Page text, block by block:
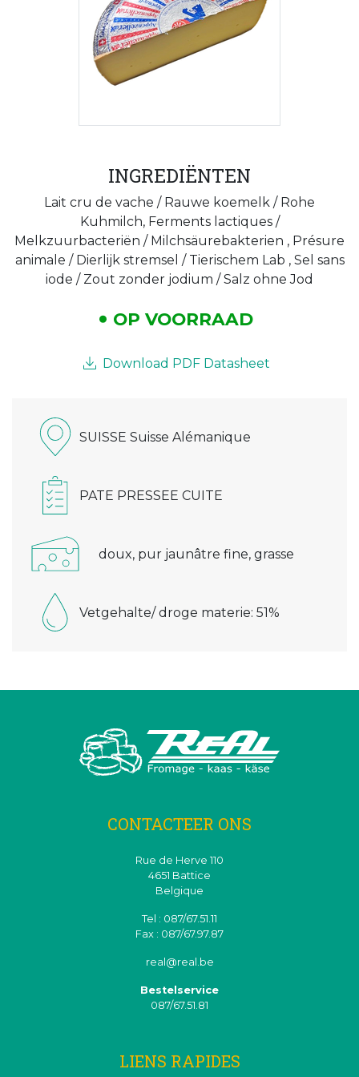
INGREDIËNTEN
Lait cru de vache / Rauwe koemelk / Rohe
Kuhmilch, Ferments lactiques /
Melkzuurbacteriën / Milchsäurebakterien , Présure
animale / Dierlijk stremsel / Tierischem Lab , Sel sans
iode / Zout zonder jodium / Salz ohne Jod
OP VOORRAAD
Download PDF Datasheet
SUISSE Suisse Alémanique
PATE PRESSEE CUITE
doux, pur jaunâtre fine, grasse
Vetgehalte/ droge materie: 51%
CONTACTEER ONS
Rue de Herve 110
4651 Battice
Belgique
Tel : 087/67.51.11
Fax : 087/67.97.87
real@real.be
Bestelservice
087/67.51.81
LIENS RAPIDES